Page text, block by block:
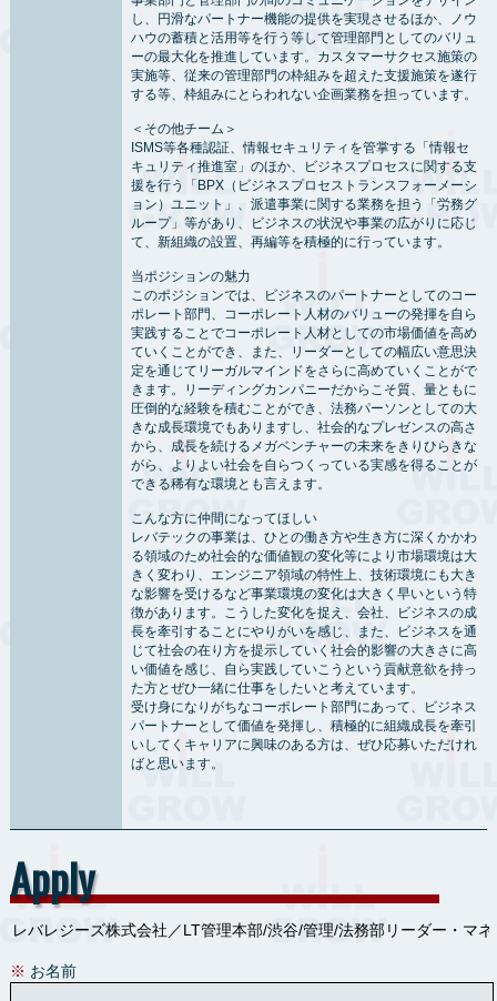
し、円滑なパートナー機能の提供を実現させるほか、ノウ
ハウの蓄積と活用等を行う等して管理部門としてのバリュ
ーの最大化を推進しています。カスタマーサクセス施策の
実施等、従来の管理部門の枠組みを超えた支援施策を遂行
する等、枠組みにとらわれない企画業務を担っています。
＜その他チーム＞
ISMS等各種認証、情報セキュリティを管掌する「情報セ
キュリティ推進室」のほか、ビジネスプロセスに関する支
援を行う「BPX（ビジネスプロセストランスフォーメーシ
ョン）ユニット」、派遣事業に関する業務を担う「労務グ
ループ」等があり、ビジネスの状況や事業の広がりに応じ
て、新組織の設置、再編等を積極的に行っています。
当ポジションの魅力
このポジションでは、ビジネスのパートナーとしてのコー
ポレート部門、コーポレート人材のバリューの発揮を自ら
実践することでコーポレート人材としての市場価値を高め
ていくことができ、また、リーダーとしての幅広い意思決
定を通じてリーガルマインドをさらに高めていくことがで
きます。リーディングカンパニーだからこそ質、量ともに
圧倒的な経験を積むことができ、法務パーソンとしての大
きな成長環境でもありますし、社会的なプレゼンスの高さ
から、成長を続けるメガベンチャーの未来をきりひらきな
がら、よりよい社会を自らつくっている実感を得ることが
できる稀有な環境とも言えます。
こんな方に仲間になってほしい
レバテックの事業は、ひとの働き方や生き方に深くかかわ
る領域のため社会的な価値観の変化等により市場環境は大
きく変わり、エンジニア領域の特性上、技術環境にも大き
な影響を受けるなど事業環境の変化は大きく早いという特
徴があります。こうした変化を捉え、会社、ビジネスの成
長を牽引することにやりがいを感じ、また、ビジネスを通
じて社会の在り方を提示していく社会的影響の大きさに高
い価値を感じ、自ら実践していこうという貢献意欲を持っ
た方とぜひ一緒に仕事をしたいと考えています。
受け身になりがちなコーポレート部門にあって、ビジネス
パートナーとして価値を発揮し、積極的に組織成長を牽引
いしてくキャリアに興味のある方は、ぜひ応募いただけれ
ばと思います。
Apply
※ お名前